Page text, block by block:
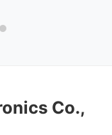
Co.,